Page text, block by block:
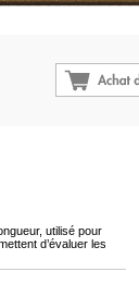
utilisé pour
d’évaluer les